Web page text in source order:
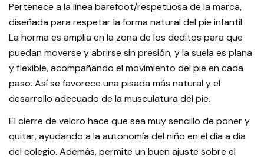
Pertenece a la línea barefoot/respetuosa de la marca,
diseñada para respetar la forma natural del pie infantil.
La horma es amplia en la zona de los deditos para que
puedan moverse y abrirse sin presión, y la suela es plana
y flexible, acompañando el movimiento del pie en cada
paso. Así se favorece una pisada más natural y el
desarrollo adecuado de la musculatura del pie.
El cierre de velcro hace que sea muy sencillo de poner y
quitar, ayudando a la autonomía del niño en el día a día
del colegio. Además, permite un buen ajuste sobre el